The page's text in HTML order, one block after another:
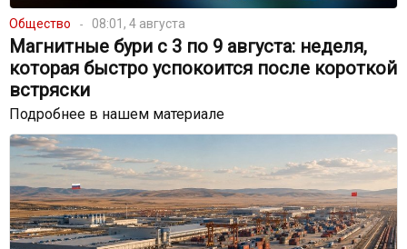
Общество 08:01, 4 августа
Магнитные бури с 3 по 9 августа: неделя,
которая быстро успокоится после короткой
встряски
Подробнее в нашем материале